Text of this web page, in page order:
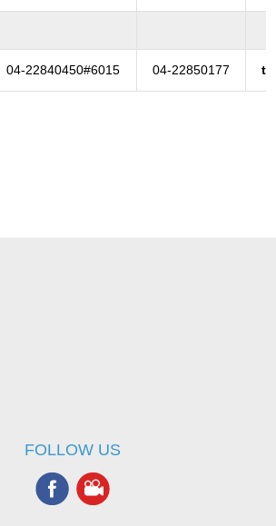
04-22840450#6015 04-22850177
FOLLOW US